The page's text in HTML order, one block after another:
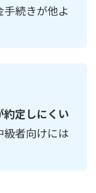
続きが他よ
約定しにくい
者向けには